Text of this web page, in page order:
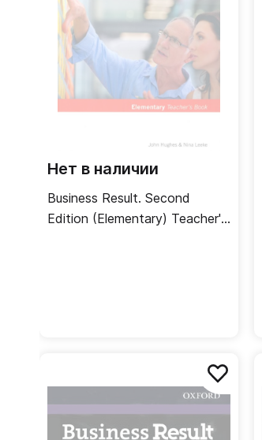
Нет в наличии
Business Result. Second
Edition (Elementary) Teacher's